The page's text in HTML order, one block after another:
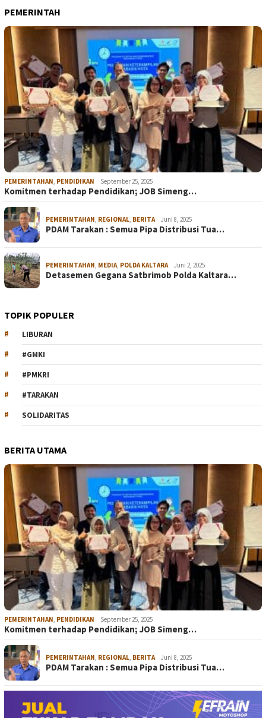
PEMERINTAH
PEMERINTAHAN PENDIDIKAN September 25, 2025
Komitmen terhadap Pendidikan; JOB Simeng…
PEMERINTAHAN REGIONAL BERITA Juni 8, 2025
PDAM Tarakan : Semua Pipa Distribusi Tua…
PEMERINTAHAN MEDIA POLDA KALTARA Juni 2, 2025
Detasemen Gegana Satbrimob Polda Kaltara…
TOPIK POPULER
LIBURAN
#GMKI
#PMKRI
#TARAKAN
SOLIDARITAS
BERITA UTAMA
PEMERINTAHAN PENDIDIKAN September 25, 2025
Komitmen terhadap Pendidikan; JOB Simeng…
PEMERINTAHAN REGIONAL BERITA Juni 8, 2025
PDAM Tarakan : Semua Pipa Distribusi Tua…